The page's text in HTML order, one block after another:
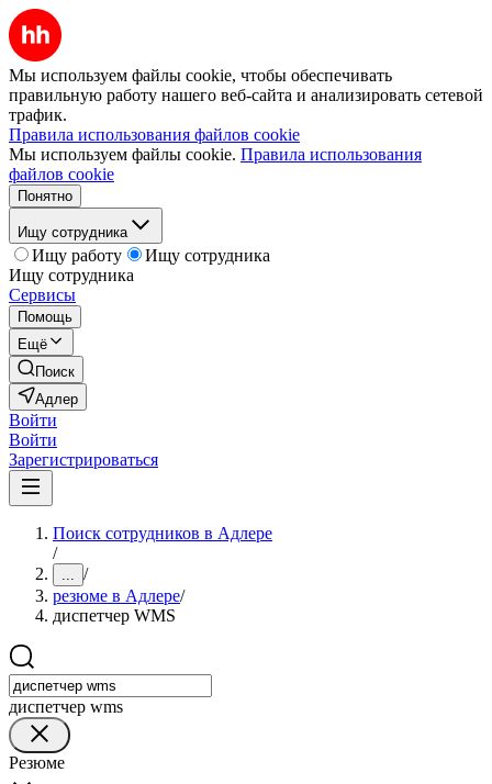
Мы используем файлы cookie, чтобы обеспечивать
правильную работу нашего веб-сайта и анализировать сетевой
трафик.
Правила использования файлов cookie
Мы используем файлы cookie. Правила использования
файлов cookie
Понятно
Ищу сотрудника
Ищу работу
Ищу сотрудника
Ищу сотрудника
Сервисы
Помощь
Ещё
Поиск
Адлер
Войти
Войти
Зарегистрироваться
Поиск сотрудников в Адлере
/
... /
резюме в Адлере/
диспетчер WMS
диспетчер wms
Резюме